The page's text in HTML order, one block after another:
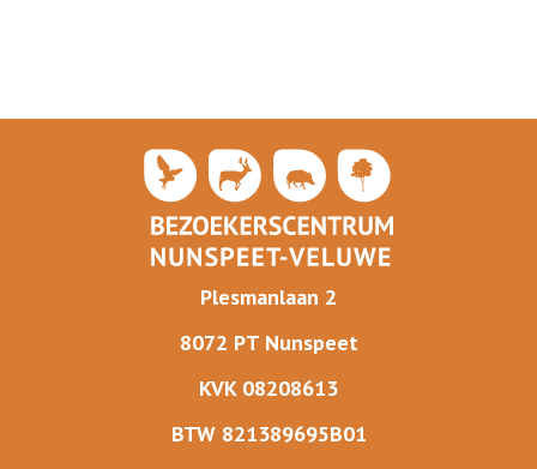
Plesmanlaan 2
8072 PT Nunspeet
KVK 08208613
BTW 821389695B01